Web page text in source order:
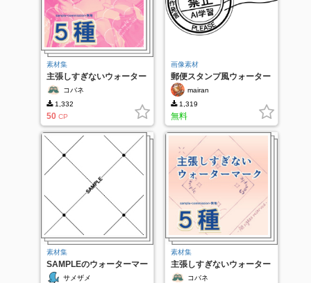
素材集
主張しすぎないウォーター
マーク５種②
コバネ
1,332
50 CP
画像素材
郵便スタンプ風ウォーター
マークmairan
1,319
無料
素材集
SAMPLEのウォーターマー
ク4種サメザメ
素材集
主張しすぎないウォーター
マーク５種
コバネ